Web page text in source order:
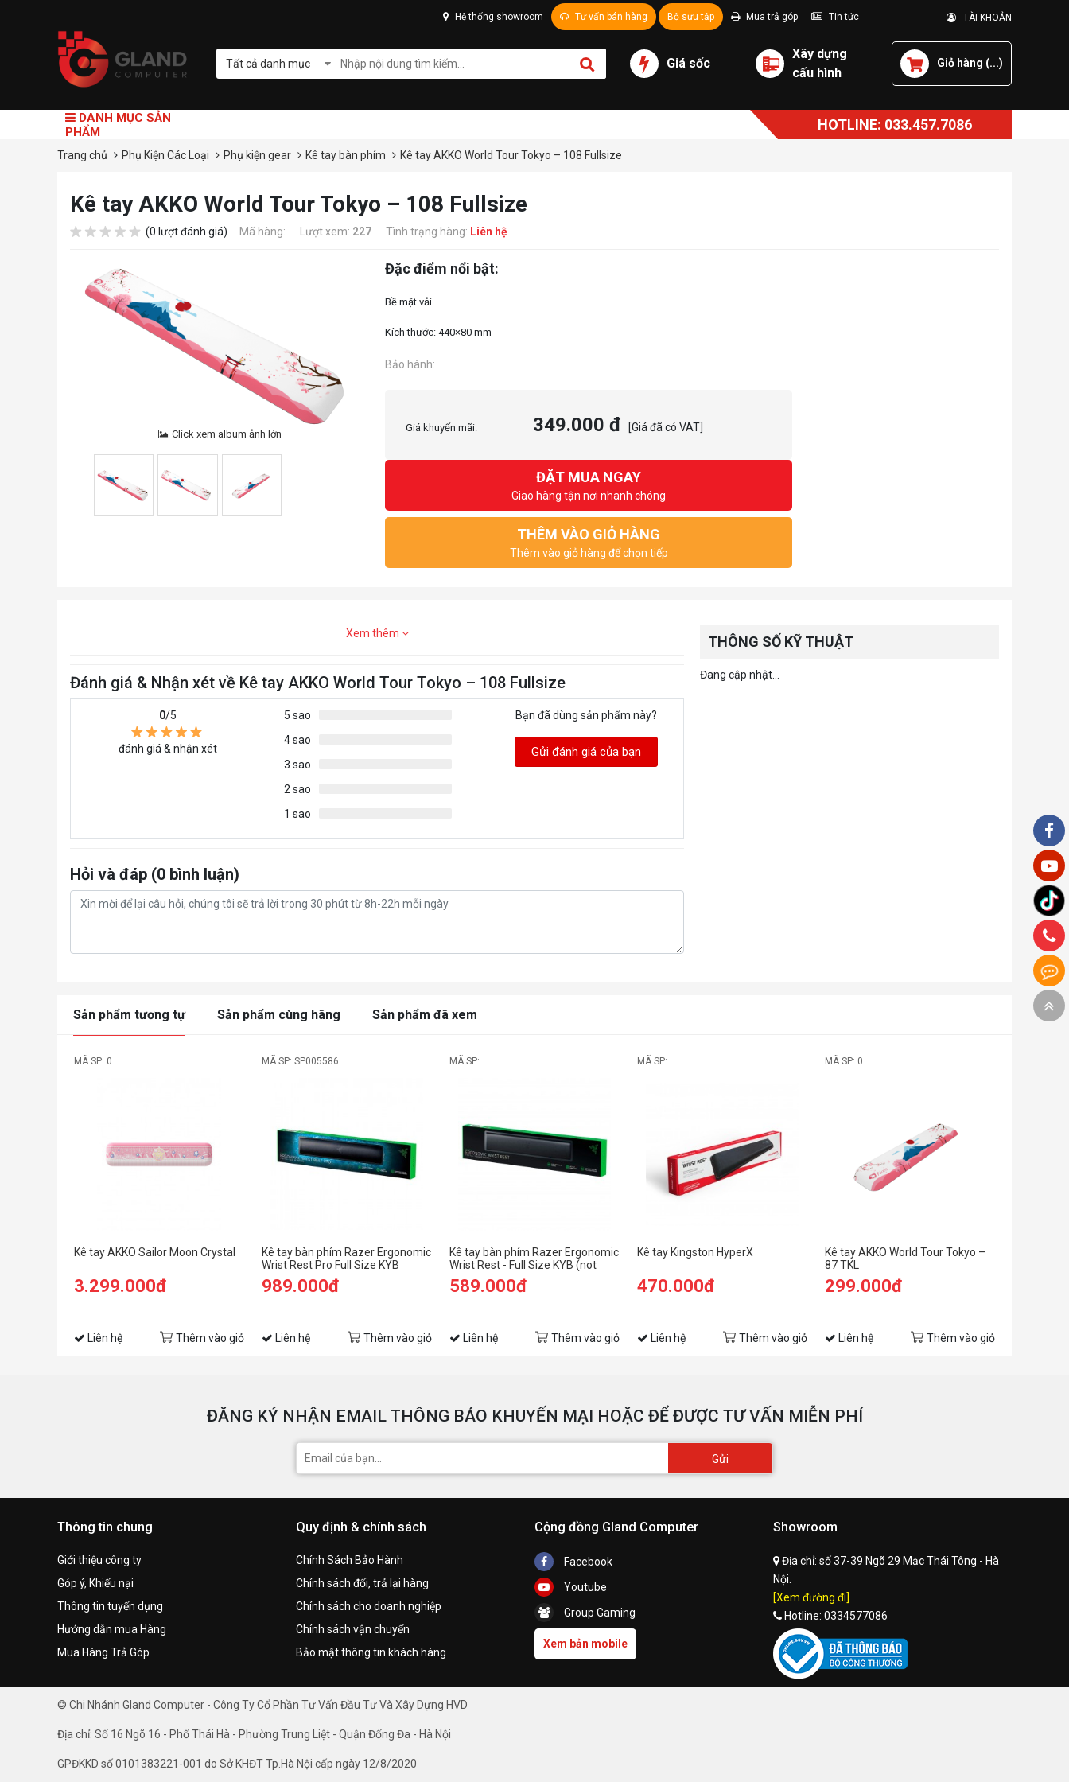
Hệ thống showroom Tư vấn bán hàng Bộ sưu tập Mua trả góp Tin tức TÀI KHOẢN
Tất cả danh mục Giá sốc
Xây dựng
cấu hình
Giỏ hàng (...)
DANH MỤC SẢN
PHẨM
HOTLINE: 033.457.7086
Trang chủ Phụ Kiện Các Loại Phụ kiện gear Kê tay bàn phím Kê tay AKKO World Tour Tokyo – 108 Fullsize
Kê tay AKKO World Tour Tokyo – 108 Fullsize
(0 lượt đánh giá) Mã hàng: Lượt xem: 227 Tình trạng hàng: Liên hệ
Click xem album ảnh lớn
Đặc điểm nổi bật:
Bề mặt vải
Bảo hành:
Giá khuyến mãi: 349.000 đ [Giá đã có VAT]
ĐẶT MUA NGAY
Giao hàng tận nơi nhanh chóng
THÊM VÀO GIỎ HÀNG
Thêm vào giỏ hàng để chọn tiếp
Xem thêm
Đánh giá & Nhận xét về Kê tay AKKO World Tour Tokyo – 108 Fullsize
0/5
đánh giá & nhận xét
5 sao
4 sao
3 sao
2 sao
1 sao
Bạn đã dùng sản phẩm này?
Gửi đánh giá của bạn
Hỏi và đáp (0 bình luận)
THÔNG SỐ KỸ THUẬT
Đang cập nhật...
Sản phẩm tương tự Sản phẩm cùng hãng Sản phẩm đã xem
MÃ SP: 0
Kê tay AKKO Sailor Moon Crystal
3.299.000đ
Liên hệ Thêm vào giỏ
MÃ SP: SP005586
Kê tay bàn phím Razer Ergonomic
Wrist Rest Pro Full Size KYB
989.000đ
Liên hệ Thêm vào giỏ
MÃ SP:
Kê tay bàn phím Razer Ergonomic
Wrist Rest - Full Size KYB (not
Pro)
589.000đ
Liên hệ Thêm vào giỏ
MÃ SP:
Kê tay Kingston HyperX
470.000đ
Liên hệ Thêm vào giỏ
MÃ SP: 0
Kê tay AKKO World Tour Tokyo –
87 TKL
299.000đ
Liên hệ Thêm vào giỏ
ĐĂNG KÝ NHẬN EMAIL THÔNG BÁO KHUYẾN MẠI HOẶC ĐỂ ĐƯỢC TƯ VẤN MIỄN PHÍ
Gửi
Thông tin chung
Giới thiệu công ty
Góp ý, Khiếu nại
Thông tin tuyển dụng
Hướng dẫn mua Hàng
Mua Hàng Trả Góp
Quy định & chính sách
Chính Sách Bảo Hành
Chính sách đổi, trả lại hàng
Chính sách cho doanh nghiệp
Chính sách vận chuyển
Bảo mật thông tin khách hàng
Cộng đồng Gland Computer
Facebook
Youtube
Group Gaming
Xem bản mobile
Showroom
Địa chỉ: số 37-39 Ngõ 29 Mạc Thái Tông - Hà
Nội.
[Xem đường đi]
Hotline: 0334577086
© Chi Nhánh Gland Computer - Công Ty Cổ Phần Tư Vấn Đầu Tư Và Xây Dựng HVD
Địa chỉ: Số 16 Ngõ 16 - Phố Thái Hà - Phường Trung Liệt - Quận Đống Đa - Hà Nội
GPĐKKD số 0101383221-001 do Sở KHĐT Tp.Hà Nội cấp ngày 12/8/2020